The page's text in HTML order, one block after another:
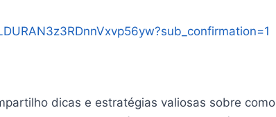
dicas e estratégias valiosas sobre como